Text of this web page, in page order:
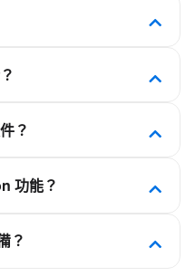
、工位、訪客或看板
？
等合作夥伴的認證面
功能？
端用於訪客簽到，看
？